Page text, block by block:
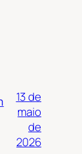
13 de
maio
de
2026